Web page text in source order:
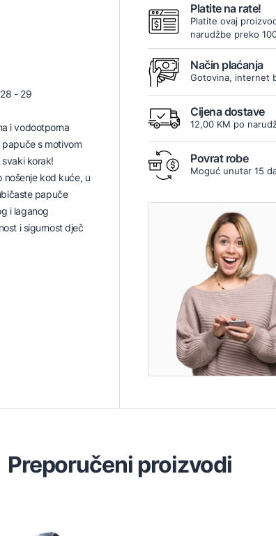
- 29
i vodootporna
s motivom
svaki korak!
nošenje kod kuće, u
papuče
i laganog
i sigurnost dječ
Platite na rate!
Platite ovaj
narudžbe preko
Način plaćanja
Gotovina, internet
Cijena dostave
12,00 KM po
Povrat robe
Moguć unutar 15
Preporučeni proizvodi